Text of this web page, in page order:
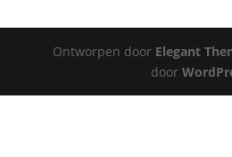
Ontworpen door Elegant
door